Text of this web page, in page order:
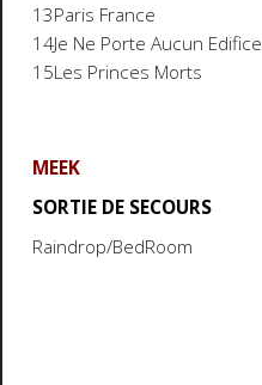
13Paris France
14Je Ne Porte Aucun Edifice
15Les Princes Morts
MEEK
SORTIE DE SECOURS
Raindrop/BedRoom